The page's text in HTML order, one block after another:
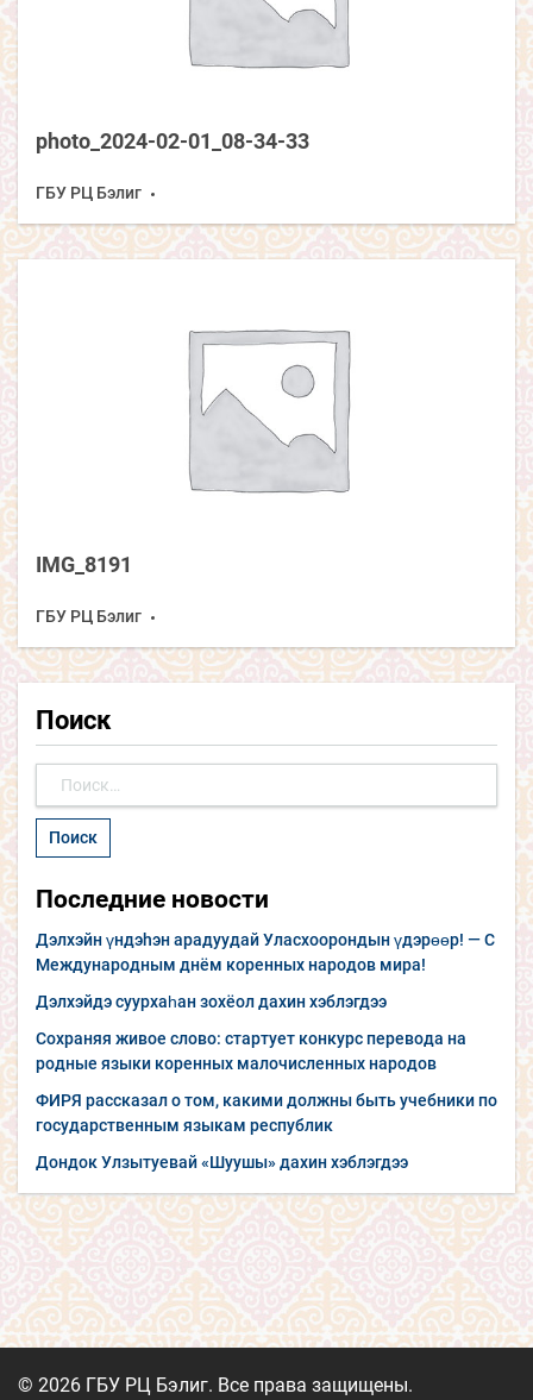
photo_2024-02-01_08-34-33
ГБУ РЦ Бэлиг
IMG_8191
ГБУ РЦ Бэлиг
Поиск
Последние новости
Дэлхэйн үндэhэн арадуудай Уласхоорондын үдэрөөр! — С
Международным днём коренных народов мира!
Дэлхэйдэ суурхаһан зохёол дахин хэблэгдээ
Сохраняя живое слово: стартует конкурс перевода на
родные языки коренных малочисленных народов
ФИРЯ рассказал о том, какими должны быть учебники по
государственным языкам республик
Дондок Улзытуевай «Шуушы» дахин хэблэгдээ
© 2026 ГБУ РЦ Бэлиг. Все права защищены.